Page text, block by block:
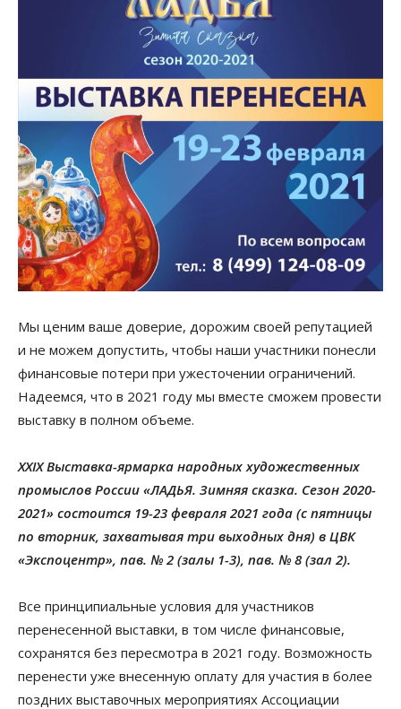
Мы ценим ваше доверие, дорожим своей репутацией
и не можем допустить, чтобы наши участники понесли
финансовые потери при ужесточении ограничений.
Надеемся, что в 2021 году мы вместе сможем провести
выставку в полном объеме.
XXIX Выставка-ярмарка народных художественных
промыслов России «ЛАДЬЯ. Зимняя сказка. Сезон 2020-
2021» состоится 19-23 февраля 2021 года (с пятницы
по вторник, захватывая три выходных дня) в ЦВК
«Экспоцентр», пав. № 2 (залы 1-3), пав. № 8 (зал 2).
Все принципиальные условия для участников
перенесенной выставки, в том числе финансовые,
сохранятся без пересмотра в 2021 году. Возможность
перенести уже внесенную оплату для участия в более
поздних выставочных мероприятиях Ассоциации